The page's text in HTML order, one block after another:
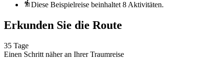
Diese Beispielreise beinhaltet 8 Aktivitäten.
Erkunden Sie die Route
35 Tage
Einen Schritt näher an Ihrer Traumreise